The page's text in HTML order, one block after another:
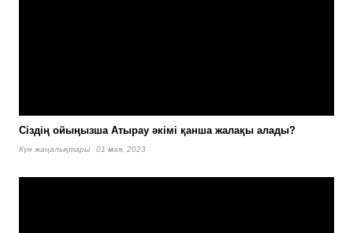
Сіздің ойыңызша Атырау әкімі қанша жалақы алады?
Күн жаңалықтары 01 мая, 2023